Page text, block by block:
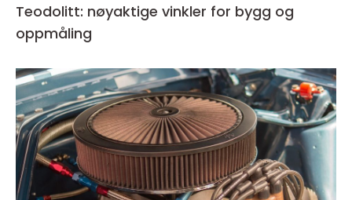
Teodolitt: nøyaktige vinkler for bygg og
oppmåling